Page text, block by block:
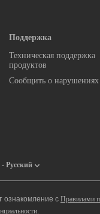
Поддержка
Техническая поддержка
продуктов
Сообщить о нарушениях
- Русский
ознакомление с Правилами
.